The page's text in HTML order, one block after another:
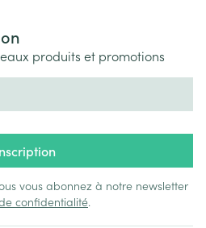
produits et promotions
vous abonnez à notre newsletter
confidentialité.